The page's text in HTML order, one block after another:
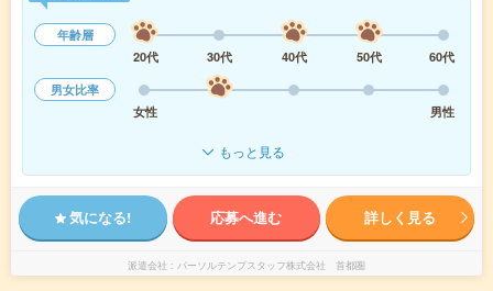
年齢層
20代
30代 40代 50代
60代
男女比率
女性
男性
もっと見る
気になる! 応募へ進む 詳しく見る
派遣会社 パーソルテンプスタッフ株式会社 首都圏